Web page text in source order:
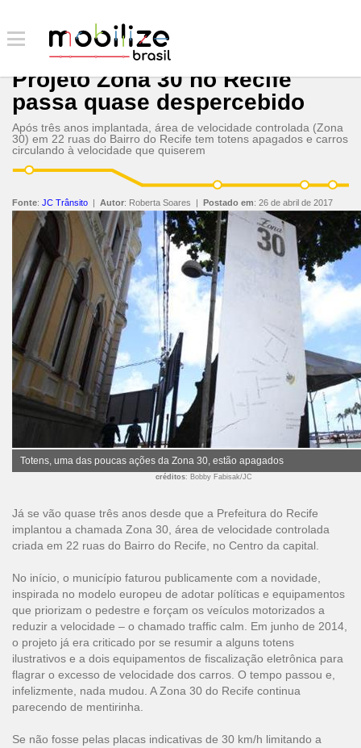
Projeto Zona 30 no Recife
passa quase despercebido
Após três anos implantada, área de velocidade controlada (Zona
30) em 22 ruas do Bairro do Recife tem totens apagados e carros
circulando à velocidade que quiserem
Fonte: JC Trânsito | Autor: Roberta Soares | Postado em: 26 de abril de 2017
Totens, uma das poucas ações da Zona 30, estão apagados
créditos: Bobby Fabisak/JC
Já se vão quase três anos desde que a Prefeitura do Recife
implantou a chamada Zona 30, área de velocidade controlada
criada em 22 ruas do Bairro do Recife, no Centro da capital.
No início, o município faturou publicamente com a novidade,
inspirada no modelo europeu de adotar políticas e equipamentos
que priorizam o pedestre e forçam os veículos motorizados a
reduzir a velocidade – o chamado traffic calm. Em junho de 2014,
o projeto já era criticado por se resumir a alguns totens
ilustrativos e a dois equipamentos de fiscalização eletrônica para
flagrar o excesso de velocidade dos carros. O tempo passou e,
infelizmente, nada mudou. A Zona 30 do Recife continua
parecendo de mentirinha.
Se não fosse pelas placas indicativas de 30 km/h limitando a